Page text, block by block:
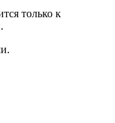
только к